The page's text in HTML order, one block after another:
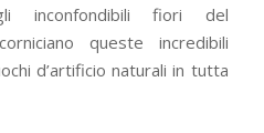
inconfondibili fiori del
queste incredibili
d’artificio naturali in tutta